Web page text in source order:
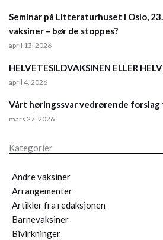
Seminar på Litteraturhuset i Oslo,
vaksiner – bør de stoppes?
april 13, 2026
HELVETESILDVAKSINEN ELLER
april 4, 2026
Vårt høringssvar vedrørende
mars 27, 2026
Kategorier
Andre vaksiner
Arrangementer
Artikler fra redaksjonen
Barnevaksiner
Bivirkninger